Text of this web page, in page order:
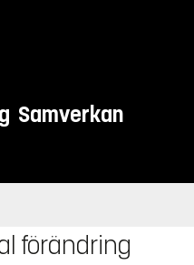
Samverkan
förändring